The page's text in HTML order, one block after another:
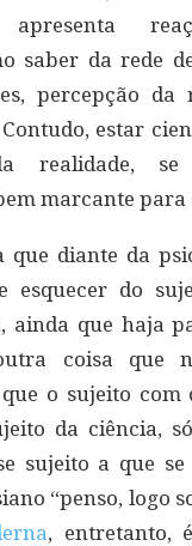
saber da rede
percepção da
estar
realidade, se
marcante para
que diante da
esquecer do
ainda que haja
coisa que
o sujeito com
da ciência,
sujeito a que
“penso, logo
, entretanto,